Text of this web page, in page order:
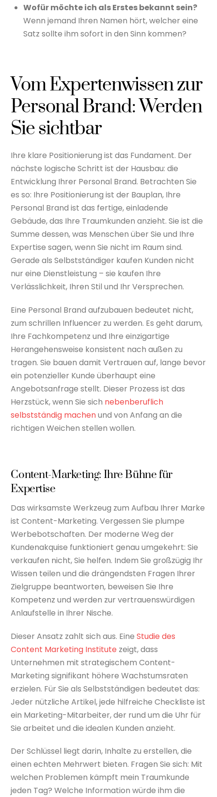
Wofür möchte ich als Erstes bekannt sein?
Wenn jemand Ihren Namen hört, welcher eine
Satz sollte ihm sofort in den Sinn kommen?
Vom Expertenwissen zur
Personal Brand: Werden
Sie sichtbar
Ihre klare Positionierung ist das Fundament. Der
nächste logische Schritt ist der Hausbau: die
Entwicklung Ihrer Personal Brand. Betrachten Sie
es so: Ihre Positionierung ist der Bauplan, Ihre
Personal Brand ist das fertige, einladende
Gebäude, das Ihre Traumkunden anzieht. Sie ist die
Summe dessen, was Menschen über Sie und Ihre
Expertise sagen, wenn Sie nicht im Raum sind.
Gerade als Selbstständiger kaufen Kunden nicht
nur eine Dienstleistung – sie kaufen Ihre
Verlässlichkeit, Ihren Stil und Ihr Versprechen.
Eine Personal Brand aufzubauen bedeutet nicht,
zum schrillen Influencer zu werden. Es geht darum,
Ihre Fachkompetenz und Ihre einzigartige
Herangehensweise konsistent nach außen zu
tragen. Sie bauen damit Vertrauen auf, lange bevor
ein potenzieller Kunde überhaupt eine
Angebotsanfrage stellt. Dieser Prozess ist das
Herzstück, wenn Sie sich nebenberuflich
selbstständig machenund von Anfang an die
richtigen Weichen stellen wollen.
Content-Marketing: Ihre Bühne für
Expertise
Das wirksamste Werkzeug zum Aufbau Ihrer Marke
ist Content-Marketing. Vergessen Sie plumpe
Werbebotschaften. Der moderne Weg der
Kundenakquise funktioniert genau umgekehrt: Sie
verkaufen nicht, Sie helfen. Indem Sie großzügig Ihr
Wissen teilen und die drängendsten Fragen Ihrer
Zielgruppe beantworten, beweisen Sie Ihre
Kompetenz und werden zur vertrauenswürdigen
Anlaufstelle in Ihrer Nische.
Dieser Ansatz zahlt sich aus. EineStudie des
Content Marketing Institute zeigt, dass
Unternehmen mit strategischem Content-
Marketing signifikant höhere Wachstumsraten
erzielen. Für Sie als Selbstständigen bedeutet das:
Jeder nützliche Artikel, jede hilfreiche Checkliste ist
ein Marketing-Mitarbeiter, der rund um die Uhr für
Sie arbeitet und die idealen Kunden anzieht.
Der Schlüssel liegt darin, Inhalte zu erstellen, die
einen echten Mehrwert bieten. Fragen Sie sich: Mit
welchen Problemen kämpft mein Traumkunde
jeden Tag? Welche Information würde ihm die